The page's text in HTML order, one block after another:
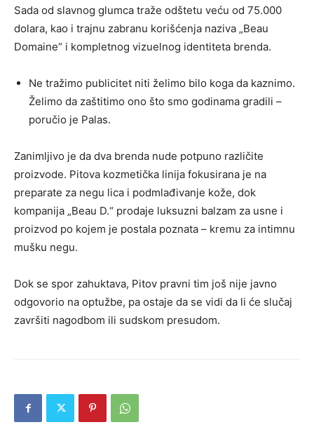
Sada od slavnog glumca traže odštetu veću od 75.000
dolara, kao i trajnu zabranu korišćenja naziva „Beau
Domaine“ i kompletnog vizuelnog identiteta brenda.
Ne tražimo publicitet niti želimo bilo koga da kaznimo.
Želimo da zaštitimo ono što smo godinama gradili –
poručio je Palas.
Zanimljivo je da dva brenda nude potpuno različite
proizvode. Pitova kozmetička linija fokusirana je na
preparate za negu lica i podmlađivanje kože, dok
kompanija „Beau D.“ prodaje luksuzni balzam za usne i
proizvod po kojem je postala poznata – kremu za intimnu
mušku negu.
Dok se spor zahuktava, Pitov pravni tim još nije javno
odgovorio na optužbe, pa ostaje da se vidi da li će slučaj
završiti nagodbom ili sudskom presudom.